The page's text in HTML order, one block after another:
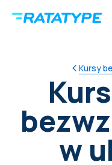
Kursy
w